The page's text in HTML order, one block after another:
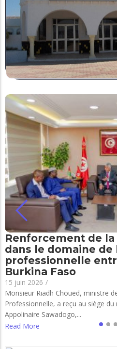
Renforcement de
dans le domaine
professionnelle
Burkina Faso
15 juin 2026 /
Monsieur Riadh Choued, ministre
Professionnelle, a reçu au siège
Appolinaire Sawadogo,...
Read More